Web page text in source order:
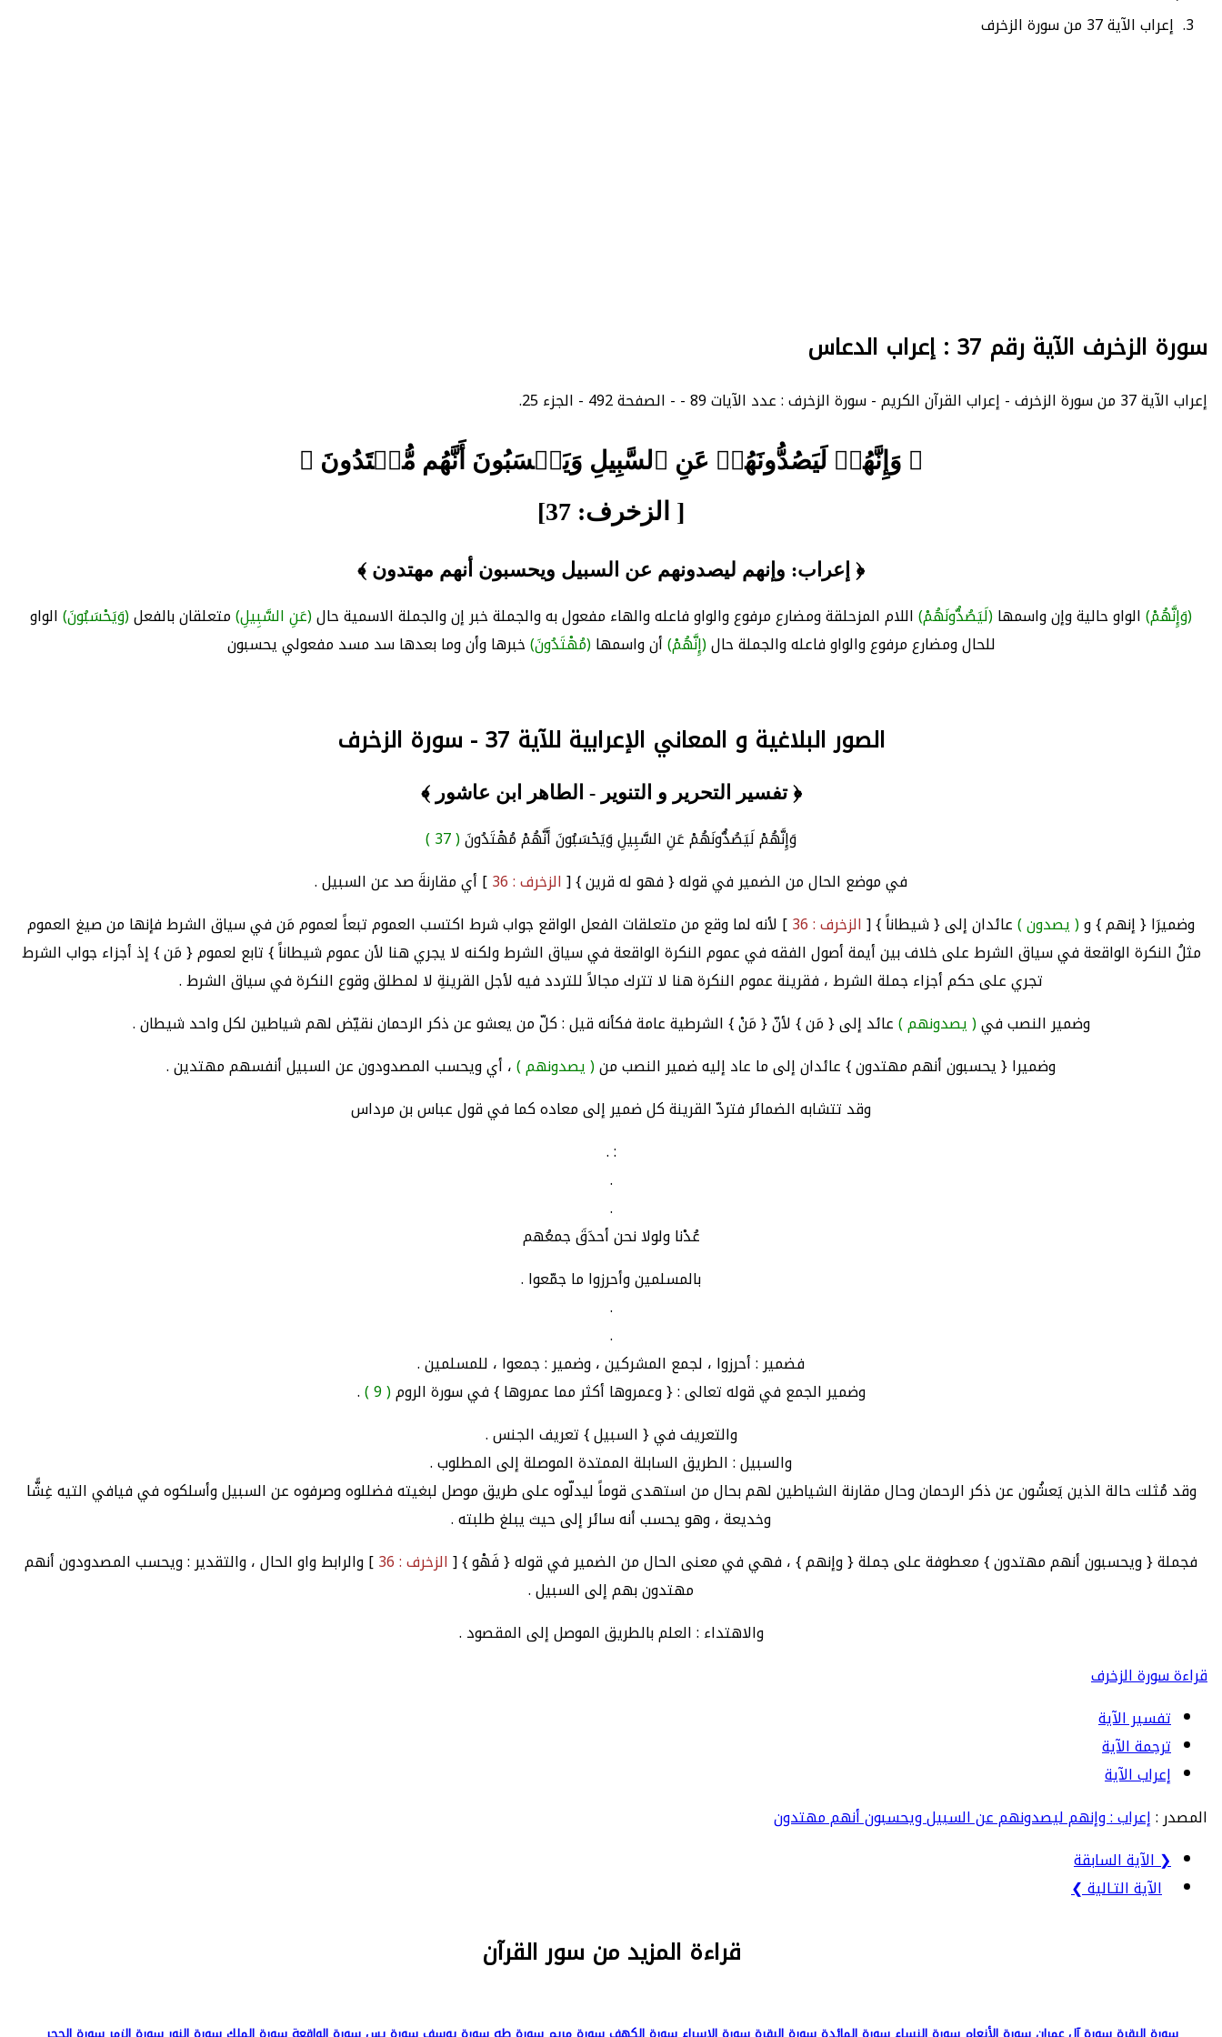
إعراب الآية 37 من سورة الزخرف
سورة الزخرف الآية رقم 37 : إعراب الدعاس
إعراب الآية 37 من سورة الزخرف - إعراب القرآن الكريم - سورة الزخرف : عدد الآيات 89 - - الصفحة 492 - الجزء 25.
﴿ وَإِنَّهُمۡ لَيَصُدُّونَهُمۡ عَنِ ٱلسَّبِيلِ وَيَحۡسَبُونَ أَنَّهُم مُّهۡتَدُونَ ﴾
[ الزخرف: 37]
﴿ إعراب: وإنهم ليصدونهم عن السبيل ويحسبون أنهم مهتدون ﴾
(وَإِنَّهُمْ)الواو حالية وإن واسمها(لَيَصُدُّونَهُمْ)اللام المزحلقة ومضارع مرفوع والواو فاعله والهاء مفعول به والجملة خبر إن والجملة الاسمية حال(عَنِ السَّبِيلِ)متعلقان بالفعل(وَيَحْسَبُونَ)الواو
للحال ومضارع مرفوع والواو فاعله والجملة حال(إِنَّهُمْ)أن واسمها(مُهْتَدُونَ)خبرها وأن وما بعدها سد مسد مفعولي يحسبون
الصور البلاغية و المعاني الإعرابية للآية 37 - سورة الزخرف
﴿ تفسير التحرير و التنوير - الطاهر ابن عاشور ﴾
وَإِنَّهُمْ لَيَصُدُّونَهُمْ عَنِ السَّبِيلِ وَيَحْسَبُونَ أَنَّهُمْ مُهْتَدُونَ( 37 )
في موضع الحال من الضمير في قوله { فهو له قرين } [الزخرف : 36
] أي مقارنةَ صد عن السبيل .
وضميرَا { إنهم } و( يصدون )عائدان إلى { شيطاناً } [الزخرف : 36
] لأنه لما وقع من متعلقات الفعل الواقع جواب شرط اكتسب العموم تبعاً لعموم مَن في سياق الشرط فإنها من صيغ العموم
مثلُ النكرة الواقعة في سياق الشرط على خلاف بين أيمة أصول الفقه في عموم النكرة الواقعة في سياق الشرط ولكنه لا يجري هنا لأن عموم شيطاناً } تابع لعموم { مَن } إذ أجزاء جواب الشرط
تجري على حكم أجزاء جملة الشرط ، فقرينة عموم النكرة هنا لا تترك مجالاً للتردد فيه لأجل القرينةِ لا لمطلق وقوع النكرة في سياق الشرط .
وضمير النصب في( يصدونهم )عائد إلى { مَن } لأنّ { مَنْ } الشرطية عامة فكأنه قيل : كلّ من يعشو عن ذكر الرحمان نقيّض لهم شياطين لكل واحد شيطان .
وضميرا { يحسبون أنهم مهتدون } عائدان إلى ما عاد إليه ضمير النصب من( يصدونهم )، أي ويحسب المصدودون عن السبيل أنفسهم مهتدين .
وقد تتشابه الضمائر فتردّ القرينة كل ضمير إلى معاده كما في قول عباس بن مرداس
: .
.
.
عُدْنا ولولا نحن أحدَقَ جمعُهم
بالمسلمين وأحرزوا ما جمّعوا .
.
.
فضمير : أحرزوا ، لجمع المشركين ، وضمير : جمعوا ، للمسلمين .
وضمير الجمع في قوله تعالى : { وعمروها أكثر مما عمروها } في سورة الروم( 9 )
.
والتعريف في { السبيل } تعريف الجنس .
والسبيل : الطريق السابلة الممتدة الموصلة إلى المطلوب .
وقد مُثلت حالة الذين يَعشُون عن ذكر الرحمان وحال مقارنة الشياطين لهم بحال من استهدى قوماً ليدلّوه على طريق موصل لبغيته فضللوه وصرفوه عن السبيل وأسلكوه في فيافي التيه غِشًّا
وخديعة ، وهو يحسب أنه سائر إلى حيث يبلغ طلبته .
فجملة { ويحسبون أنهم مهتدون } معطوفة على جملة { وإنهم } ، فهي في معنى الحال من الضمير في قوله { فَهْو } [الزخرف : 36
] والرابط واو الحال ، والتقدير : ويحسب المصدودون أنهم
مهتدون بهم إلى السبيل .
والاهتداء : العلم بالطريق الموصل إلى المقصود .
قراءة سورة الزخرف
تفسير الآية
ترجمة الآية
إعراب الآية
المصدر :إعراب : وإنهم ليصدونهم عن السبيل ويحسبون أنهم مهتدون
❮ الآية السابقة
الآية التـالية ❯
قراءة المزيد من سور القرآن